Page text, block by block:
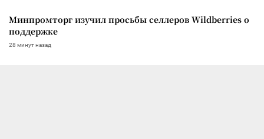
Минпромторг изучил просьбы селлеров Wildberries о
поддержке
28 минут назад